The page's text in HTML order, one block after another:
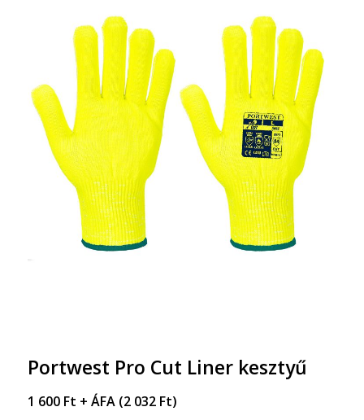
Portwest Pro Cut Liner kesztyű
1 600 Ft + ÁFA (2 032 Ft)